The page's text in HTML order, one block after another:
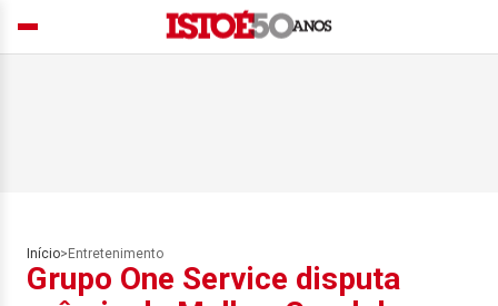
Início> Entretenimento
Grupo One Service disputa